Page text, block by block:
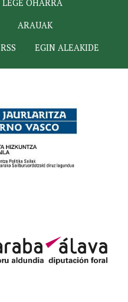
LEGE OHARRA
ARAUAK
RSS EGIN ALEAKIDE